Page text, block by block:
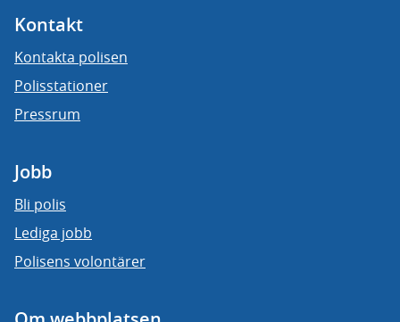
Kontakt
Kontakta polisen
Polisstationer
Pressrum
Jobb
Bli polis
Lediga jobb
Polisens volontärer